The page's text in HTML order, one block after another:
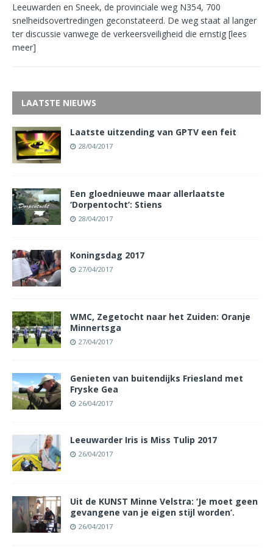
Leeuwarden en Sneek, de provinciale weg N354, 700
snelheidsovertredingen geconstateerd. De weg staat al langer
ter discussie vanwege de verkeersveiligheid die ernstig [lees
meer]
LAATSTE NIEUWS
Laatste uitzending van GPTV een feit
28/04/2017
Een gloednieuwe maar allerlaatste
‘Dorpentocht’: Stiens
28/04/2017
Koningsdag 2017
27/04/2017
WMC, Zegetocht naar het Zuiden: Oranje
Minnertsga
27/04/2017
Genieten van buitendijks Friesland met
Fryske Gea
26/04/2017
Leeuwarder Iris is Miss Tulip 2017
26/04/2017
Uit de KUNST Minne Velstra: ‘Je moet geen
gevangene van je eigen stijl worden’.
26/04/2017